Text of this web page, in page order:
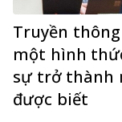
Truyền
một hình
sự trở thành
được biết